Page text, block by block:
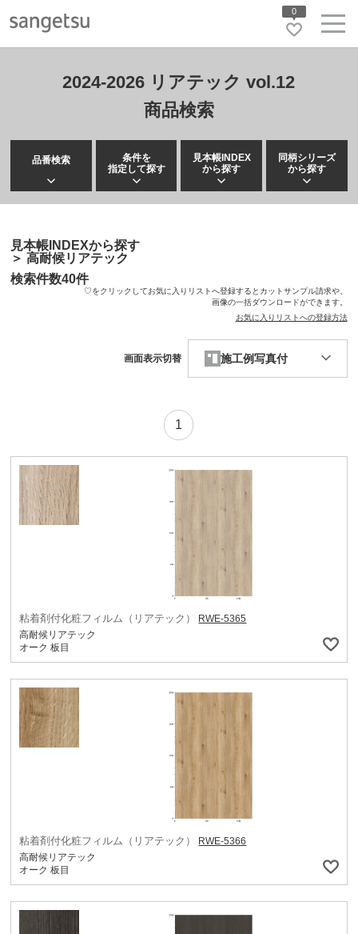
0
2024-2026 リアテック vol.12
商品検索
品番検索
条件を
指定して探す
見本帳INDEX
から探す
同柄シリーズ
から探す
見本帳INDEXから探す
＞高耐候リアテック
検索件数40件
♡をクリックしてお気に入りリストへ登録するとカットサンプル請求や、
画像の一括ダウンロードができます。
お気に入りリストへの登録方法
画面表示切替 施工例写真付
1
粘着剤付化粧フィルム（リアテック）
RWE-5365
高耐候リアテック
オーク 板目
粘着剤付化粧フィルム（リアテック）
RWE-5366
高耐候リアテック
オーク 板目